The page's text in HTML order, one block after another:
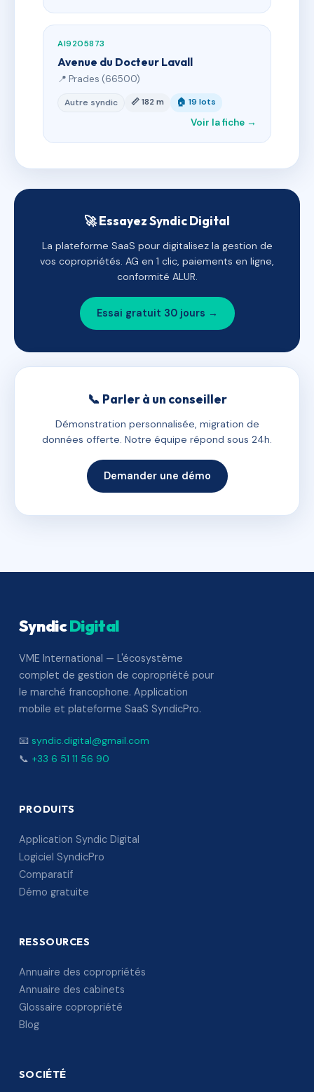
AI9205873
Avenue du Docteur Lavall
📍 Prades (66500)
Autre syndic 📏 182 m 🏠 19 lots
Voir la fiche →
🚀 Essayez Syndic Digital
La plateforme SaaS pour digitalisez la gestion de
vos copropriétés. AG en 1 clic, paiements en ligne,
conformité ALUR.
Essai gratuit 30 jours →
📞 Parler à un conseiller
Démonstration personnalisée, migration de
données offerte. Notre équipe répond sous 24h.
Demander une démo
SyndicDigital
VME International — L'écosystème
complet de gestion de copropriété pour
le marché francophone. Application
mobile et plateforme SaaS SyndicPro.
📧 syndic.digital@gmail.com
📞 +33 6 51 11 56 90
PRODUITS
Application Syndic Digital
Logiciel SyndicPro
Comparatif
Démo gratuite
RESSOURCES
Annuaire des copropriétés
Annuaire des cabinets
Glossaire copropriété
Blog
SOCIÉTÉ